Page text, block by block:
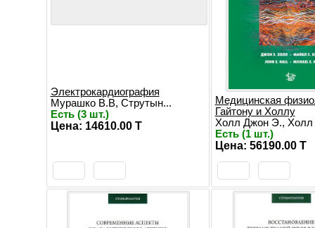
Электрокардиография
Мурашко В.В, Струтын...
Есть (3 шт.)
Цена: 14610.00 T
Медицинская
Гайтону и Холлу
Холл Джон Э.,
Есть (1 шт.)
Цена: 56190.00 T